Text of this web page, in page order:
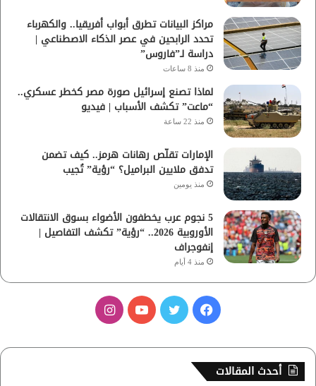
مراكز البيانات تطرق أبواب أفريقيا.. والكهرباء
تحدد الرابحين في عصر الذكاء الاصطناعي |
دراسة لـ”فاروس”
منذ 8 ساعات
لماذا تصنع إسرائيل صورة مصر كخطر عسكري..
“ماعت” تكشف الأسباب | فيديو
منذ 22 ساعة
الإمارات تقلّص رهانات هرمز.. كيف تضمن
تدفق ملايين البراميل؟ “رؤية” تُجيب
منذ يومين
5 نجوم عرب يخطفون الأضواء بسوق الانتقالات
الأوروبية 2026.. “رؤية” تكشف التفاصيل |
إنفوجراف
منذ 4 أيام
س
أحدث المقالات